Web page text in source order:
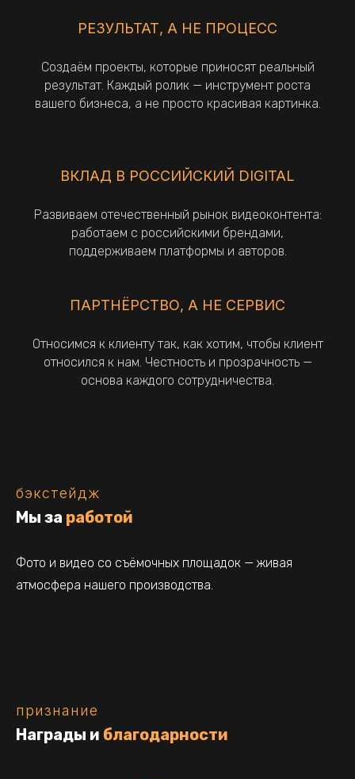
РЕЗУЛЬТАТ, А НЕ ПРОЦЕСС
Создаём проекты, которые приносят реальный
результат. Каждый ролик — инструмент роста
вашего бизнеса, а не просто красивая картинка.
ВКЛАД В РОССИЙСКИЙ DIGITAL
Развиваем отечественный рынок видеоконтента:
работаем с российскими брендами,
поддерживаем платформы и авторов.
ПАРТНЁРСТВО, А НЕ СЕРВИС
Относимся к клиенту так, как хотим, чтобы клиент
относился к нам. Честность и прозрачность —
основа каждого сотрудничества.
бэкстейдж
Мы за работой
Фото и видео со съёмочных площадок — живая
атмосфера нашего производства.
признание
Награды и благодарности